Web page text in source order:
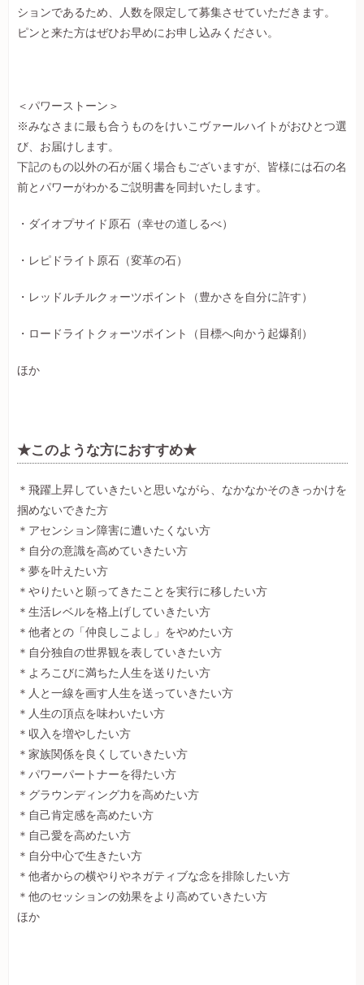
ションであるため、人数を限定して募集させていただきます。
ピンと来た方はぜひお早めにお申し込みください。
＜パワーストーン＞
※みなさまに最も合うものをけいこヴァールハイトがおひとつ選
び、お届けします。
下記のもの以外の石が届く場合もございますが、皆様には石の名
前とパワーがわかるご説明書を同封いたします。
・ダイオプサイド原石（幸せの道しるべ）
・レピドライト原石（変革の石）
・レッドルチルクォーツポイント（豊かさを自分に許す）
・ロードライトクォーツポイント（目標へ向かう起爆剤）
ほか
★このような方におすすめ★
＊飛躍上昇していきたいと思いながら、なかなかそのきっかけを
掴めないできた方
＊アセンション障害に遭いたくない方
＊自分の意識を高めていきたい方
＊夢を叶えたい方
＊やりたいと願ってきたことを実行に移したい方
＊生活レベルを格上げしていきたい方
＊他者との「仲良しこよし」をやめたい方
＊自分独自の世界観を表していきたい方
＊よろこびに満ちた人生を送りたい方
＊人と一線を画す人生を送っていきたい方
＊人生の頂点を味わいたい方
＊収入を増やしたい方
＊家族関係を良くしていきたい方
＊パワーパートナーを得たい方
＊グラウンディング力を高めたい方
＊自己肯定感を高めたい方
＊自己愛を高めたい方
＊自分中心で生きたい方
＊他者からの横やりやネガティブな念を排除したい方
＊他のセッションの効果をより高めていきたい方
ほか